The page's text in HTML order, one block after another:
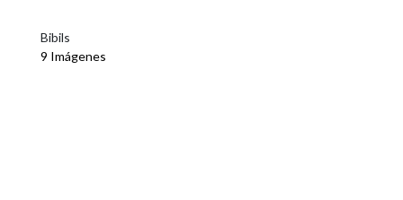
Bibils
9 Imágenes